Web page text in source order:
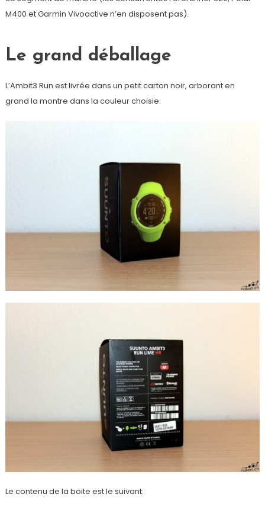
M400 et Garmin Vivoactive n’en disposent pas).
Le grand déballage
L’Ambit3 Run est livrée dans un petit carton noir, arborant en
grand la montre dans la couleur choisie:
Le contenu de la boite est le suivant: